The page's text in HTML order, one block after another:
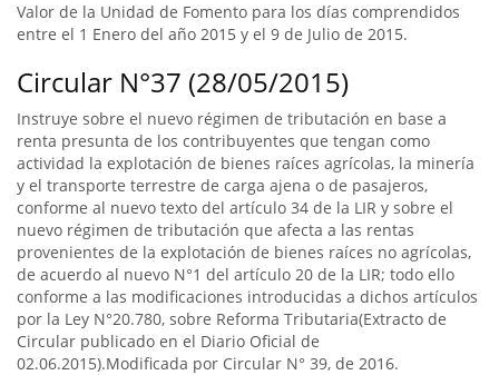
Valor de la Unidad de Fomento para los días comprendidos
entre el 1 Enero del año 2015 y el 9 de Julio de 2015.
Circular N°37 (28/05/2015)
Instruye sobre el nuevo régimen de tributación en base a
renta presunta de los contribuyentes que tengan como
actividad la explotación de bienes raíces agrícolas, la minería
y el transporte terrestre de carga ajena o de pasajeros,
conforme al nuevo texto del artículo 34 de la LIR y sobre el
nuevo régimen de tributación que afecta a las rentas
provenientes de la explotación de bienes raíces no agrícolas,
de acuerdo al nuevo N°1 del artículo 20 de la LIR; todo ello
conforme a las modificaciones introducidas a dichos artículos
por la Ley N°20.780, sobre Reforma Tributaria(Extracto de
Circular publicado en el Diario Oficial de
02.06.2015).Modificada por Circular N° 39, de 2016.